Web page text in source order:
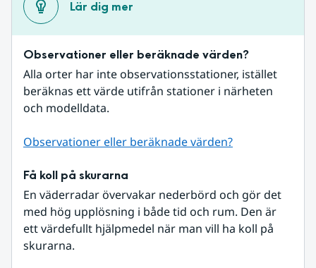
Lär dig mer
Observationer eller beräknade värden?
Alla orter har inte observationsstationer, istället
beräknas ett värde utifrån stationer i närheten
och modelldata.
Observationer eller beräknade värden?
Få koll på skurarna
En väderradar övervakar nederbörd och gör det
med hög upplösning i både tid och rum. Den är
ett värdefullt hjälpmedel när man vill ha koll på
skurarna.